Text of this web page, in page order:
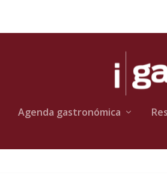
Agenda gastronómica